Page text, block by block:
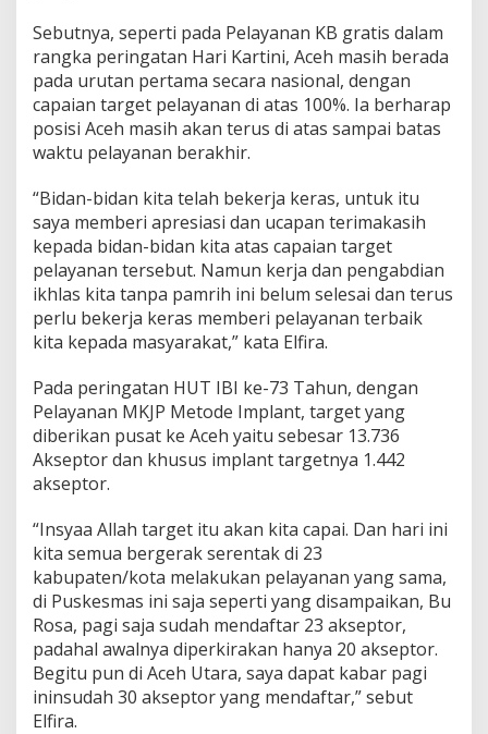
Sebutnya, seperti pada Pelayanan KB gratis dalam
rangka peringatan Hari Kartini, Aceh masih berada
pada urutan pertama secara nasional, dengan
capaian target pelayanan di atas 100%. Ia berharap
posisi Aceh masih akan terus di atas sampai batas
waktu pelayanan berakhir.
“Bidan-bidan kita telah bekerja keras, untuk itu
saya memberi apresiasi dan ucapan terimakasih
kepada bidan-bidan kita atas capaian target
pelayanan tersebut. Namun kerja dan pengabdian
ikhlas kita tanpa pamrih ini belum selesai dan terus
perlu bekerja keras memberi pelayanan terbaik
kita kepada masyarakat,” kata Elfira.
Pada peringatan HUT IBI ke-73 Tahun, dengan
Pelayanan MKJP Metode Implant, target yang
diberikan pusat ke Aceh yaitu sebesar 13.736
Akseptor dan khusus implant targetnya 1.442
akseptor.
“Insyaa Allah target itu akan kita capai. Dan hari ini
kita semua bergerak serentak di 23
kabupaten/kota melakukan pelayanan yang sama,
di Puskesmas ini saja seperti yang disampaikan, Bu
Rosa, pagi saja sudah mendaftar 23 akseptor,
padahal awalnya diperkirakan hanya 20 akseptor.
Begitu pun di Aceh Utara, saya dapat kabar pagi
ininsudah 30 akseptor yang mendaftar,” sebut
Elfira.